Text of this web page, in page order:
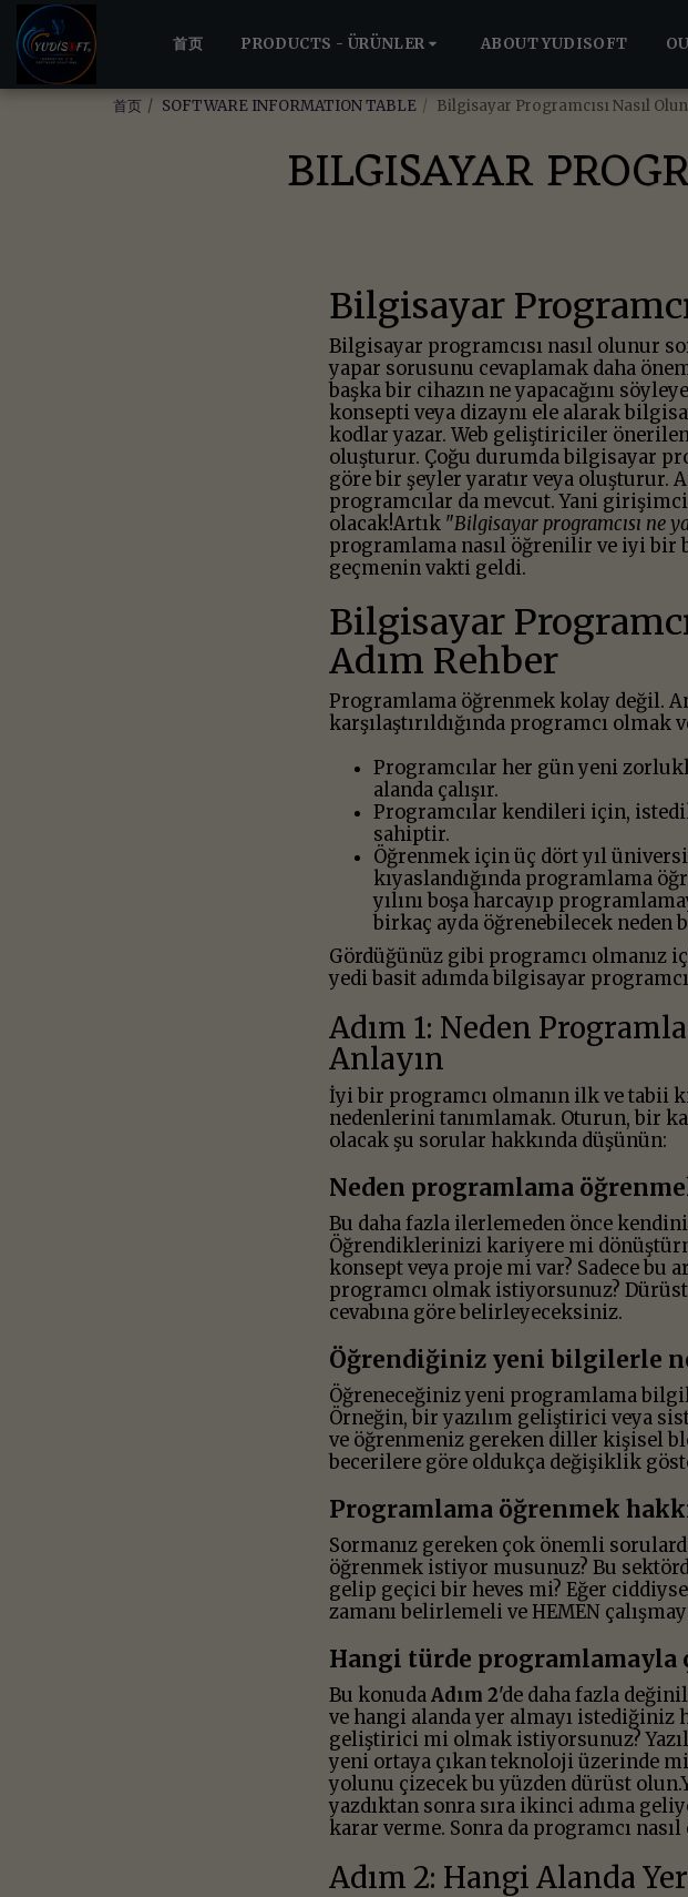
首页 PRODUCTS - ÜRÜNLER ABOUT YUDISOFT
首页 SOFTWARE INFORMATION TABLE Bilgisayar Programcısı Nasıl
BILGISAYAR
Bilgisayar
Bilgisayar programcısı nasıl olunur
yapar sorusunu cevaplamak daha
başka bir cihazın ne yapacağını
konsepti veya dizaynı ele alarak
kodlar yazar. Web geliştiriciler
oluşturur. Çoğu durumda bilgisayar
göre bir şeyler yaratır veya oluşturur.
programcılar da mevcut. Yani
olacak!Artık "Bilgisayar programcısı ne
programlama nasıl öğrenilir ve iyi bir
geçmenin vakti geldi.
Bilgisayar
Adım Rehber
Programlama öğrenmek kolay değil.
karşılaştırıldığında programcı
Programcılar her gün yeni
alanda çalışır.
Programcılar kendileri için,
sahiptir.
Öğrenmek için üç dört yıl
kıyaslandığında programlama
yılını boşa harcayıp
birkaç ayda öğrenebilecek neden
Gördüğünüz gibi programcı olmanız
yedi basit adımda bilgisayar
Adım 1: Neden
Anlayın
İyi bir programcı olmanın ilk ve tabii
nedenlerini tanımlamak. Oturun, bir
olacak şu sorular hakkında düşünün:
Neden programlama
Bu daha fazla ilerlemeden önce
Öğrendiklerinizi kariyere mi
konsept veya proje mi var? Sadece
programcı olmak istiyorsunuz?
cevabına göre belirleyeceksiniz.
Öğrendiğiniz yeni bilgilerle
Öğreneceğiniz yeni programlama
Örneğin, bir yazılım geliştirici veya
ve öğrenmeniz gereken diller kişisel
becerilere göre oldukça değişiklik
Programlama öğrenmek
Sormanız gereken çok önemli
öğrenmek istiyor musunuz? Bu
gelip geçici bir heves mi? Eğer
zamanı belirlemeli ve HEMEN
Hangi türde programlamayla
Bu konudaAdım 2'de daha fazla
ve hangi alanda yer almayı istediğiniz
geliştirici mi olmak istiyorsunuz?
yeni ortaya çıkan teknoloji üzerinde mi
yolunu çizecek bu yüzden dürüst
yazdıktan sonra sıra ikinci adıma
karar verme. Sonra da programcı
Adım 2: Hangi Alanda